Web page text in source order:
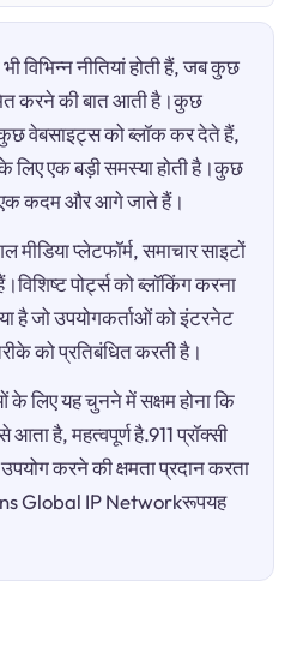
विभिन्न नीतियां होती हैं, जब कुछ
करने की बात आती है।कुछ
कुछ वेबसाइट्स को ब्लॉक कर देते हैं,
लिए एक बड़ी समस्या होती है।कुछ
एक कदम और आगे जाते हैं।
मीडिया प्लेटफॉर्म, समाचार साइटों
पोर्ट्स को ब्लॉकिंग करना
है जो उपयोगकर्ताओं को इंटरनेट
को प्रतिबंधित करती है।
लिए यह चुनने में सक्षम होना कि
है, महत्वपूर्ण है.911 प्रॉक्सी
करने की क्षमता प्रदान करता
Global IP Networkरूपयह